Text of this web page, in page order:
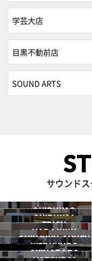
学芸大店
目黒不動前店
SOUND ARTS
サウンド
SHIBUYA3
渋谷3号
2026.07 OPEN
SHIBUYA1
渋谷1号
EBISU
恵比寿
HARAJUKU
原宿
SHINJUKU ANNEX
新宿ANNEX
IKEBUKURO
AKIHABARA